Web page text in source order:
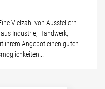
Vielzahl von Ausstellern
Industrie, Handwerk,
ihrem Angebot einen guten